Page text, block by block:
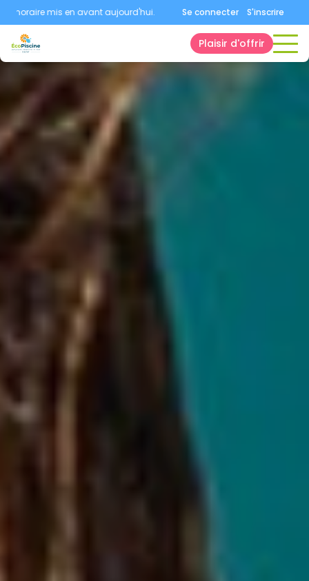
mis en avant aujourd'hui.Consultez la page horaires.
Se connecter S'inscrire
Plaisir d'offrir